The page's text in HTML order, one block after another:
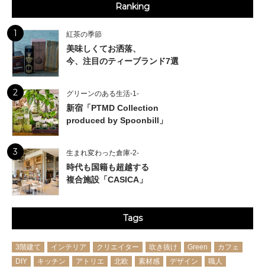
Ranking
1 紅茶の季節
美味しくてお洒落、
今、注目のティーブランド7選
2 グリーンのある生活-1-
新宿「PTMD Collection
produced by Spoonbill」
3 生まれ変わった倉庫-2-
時代も国籍も超越する
複合施設「CASICA」
Tags
3階建て インテリア クリエイター 吹き抜け Green
カフェ
DIY
キッチン アトリエ 北欧 素材感 デザイン
職人